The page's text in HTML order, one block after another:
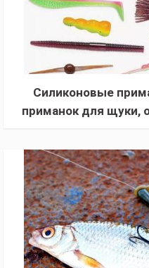
Силиконовые
приманок для щуки,